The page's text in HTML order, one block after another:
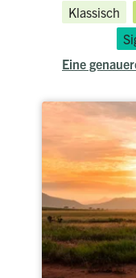
Klassisch
Eine